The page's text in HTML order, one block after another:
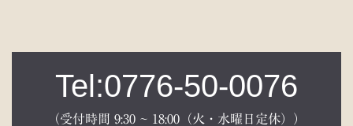
Tel:0776-50-0076
（受付時間 9:30 ~ 18:00（火・水曜日定休））